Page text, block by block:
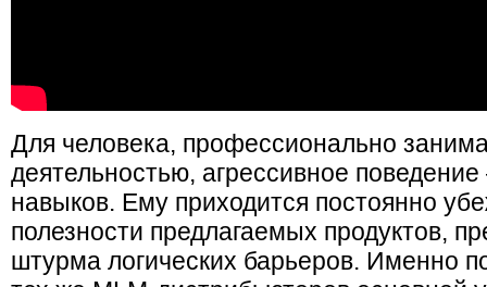
Для человека, профессионально
деятельностью, агрессивное
навыков. Ему приходится постоянно
полезности предлагаемых продуктов,
штурма логических барьеров. Именно